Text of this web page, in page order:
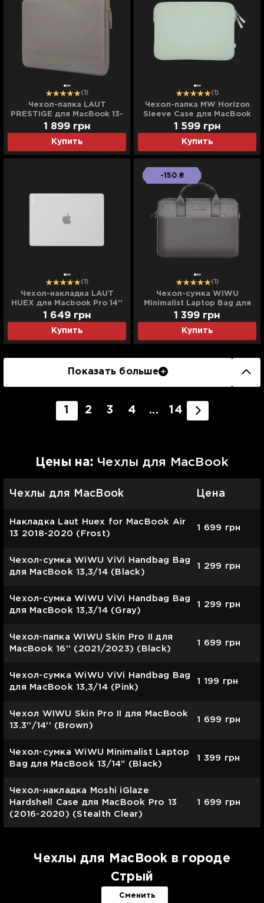
(1)
Чехол-папка LAUT
PRESTIGE для MacBook 13-
14'' (Taupe / Gray)
Купить
1 899 грн
(1)
Чехол-папка MW Horizon
Sleeve Case для MacBook
Pro 14"/ Air 13" M2 (Frosty
Green)
Купить
1 599 грн
(1)
Чехол-накладка LAUT
HUEX для Macbook Pro 14''
(2021-2026) (Frost)
Купить
1 649 грн
-150 ₴
(1)
Чехол-сумка WiWU
Minimalist Laptop Bag для
MacBook 13/14" (Gray)
Купить
1 399 грн
Показать больше
1 2 3 4 ... 14
Цены на: Чехлы для MacBook
Чехлы для MacBook Цена
Накладка Laut Huex for MacBook Air
13 2018-2020 (Frost)
1 699 грн
Чехол-сумка WiWU ViVi Handbag Bag
для MacBook 13,3/14 (Black)
1 299 грн
Чехол-сумка WiWU ViVi Handbag Bag
для MacBook 13,3/14 (Gray)
1 299 грн
Чехол-папка WIWU Skin Pro II для
MacBook 16'' (2021/2023) (Black)
1 699 грн
Чехол-сумка WiWU ViVi Handbag Bag
для MacBook 13,3/14 (Pink)
1 199 грн
Чехол WIWU Skin Pro II для MacBook
13.3''/14'' (Brown)
1 699 грн
Чехол-сумка WiWU Minimalist Laptop
Bag для MacBook 13/14" (Black)
1 399 грн
Чехол-накладка Moshi iGlaze
Hardshell Case для MacBook Pro 13
(2016-2020) (Stealth Clear)
1 699 грн
Чехлы для MacBook в городе
Стрый
Сменить